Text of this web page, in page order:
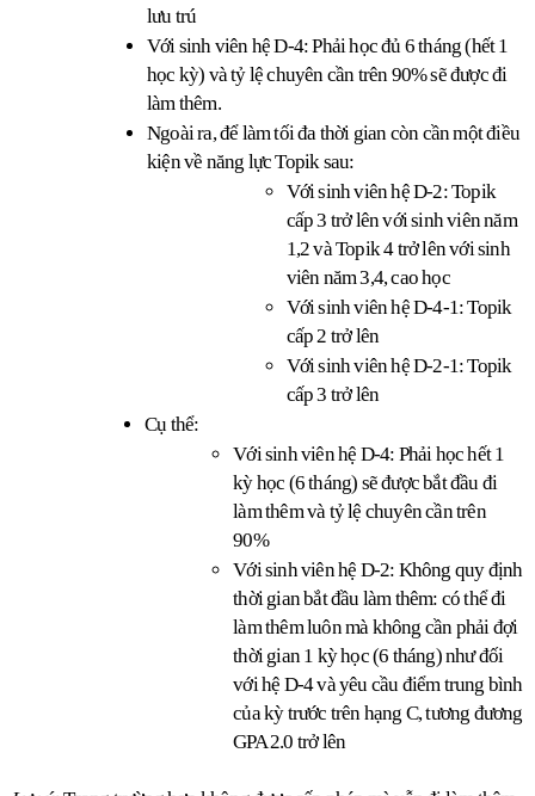
lưu trú
Với sinh viên hệ D-4: Phải học đủ 6 tháng (hết 1
học kỳ) và tỷ lệ chuyên cần trên 90% sẽ được đi
làm thêm.
Ngoài ra, để làm tối đa thời gian còn cần một điều
kiện về năng lực Topik sau:
Với sinh viên hệ D-2: Topik
cấp 3 trở lên với sinh viên năm
1,2 và Topik 4 trở lên với sinh
viên năm 3,4, cao học
Với sinh viên hệ D-4-1: Topik
cấp 2 trở lên
Với sinh viên hệ D-2-1: Topik
cấp 3 trở lên
Cụ thể:
Với sinh viên hệ D-4: Phải học hết 1
kỳ học (6 tháng) sẽ được bắt đầu đi
làm thêm và tỷ lệ chuyên cần trên
90%
Với sinh viên hệ D-2: Không quy định
thời gian bắt đầu làm thêm: có thể đi
làm thêm luôn mà không cần phải đợi
thời gian 1 kỳ học (6 tháng) như đối
với hệ D-4 và yêu cầu điểm trung bình
của kỳ trước trên hạng C, tương đương
GPA 2.0 trở lên